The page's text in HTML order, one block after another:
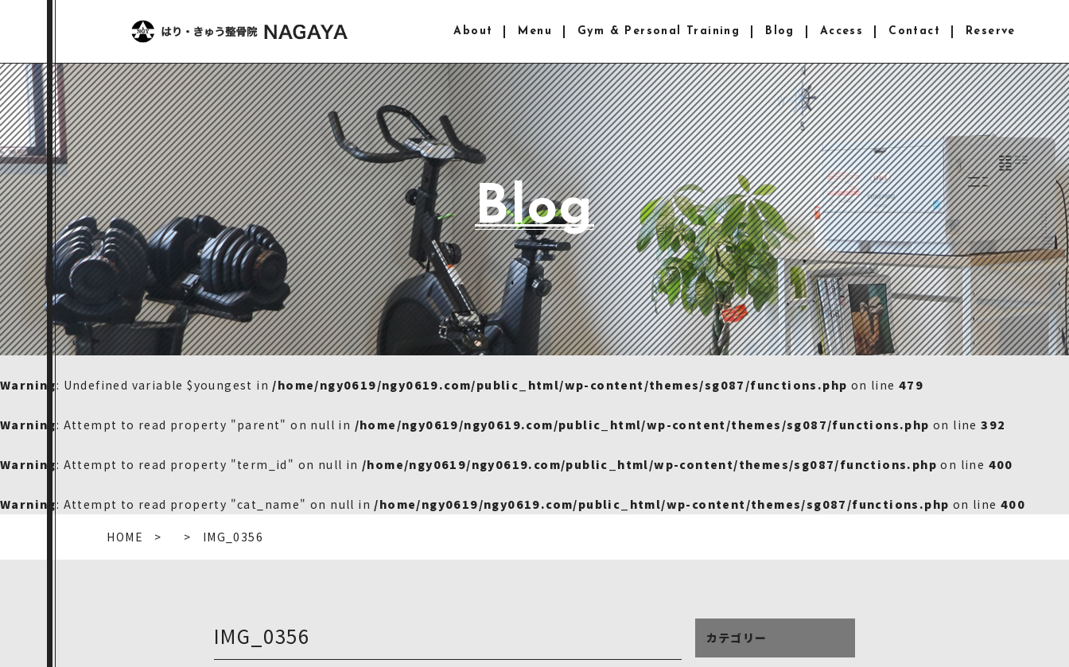
About Menu Gym & Personal Training Blog Access Contact Reserve
Blog
Warning: Undefined variable $youngest in /home/ngy0619/ngy0619.com/public_html/wp-content/themes/sg087/functions.php on line479
Warning: Attempt to read property "parent" on null in /home/ngy0619/ngy0619.com/public_html/wp-content/themes/sg087/functions.php on line392
Warning: Attempt to read property "term_id" on null in /home/ngy0619/ngy0619.com/public_html/wp-content/themes/sg087/functions.php on line 400
Warning: Attempt to read property "cat_name" on null in /home/ngy0619/ngy0619.com/public_html/wp-content/themes/sg087/functions.php on line400
HOME IMG_0356
IMG_0356 カテゴリー